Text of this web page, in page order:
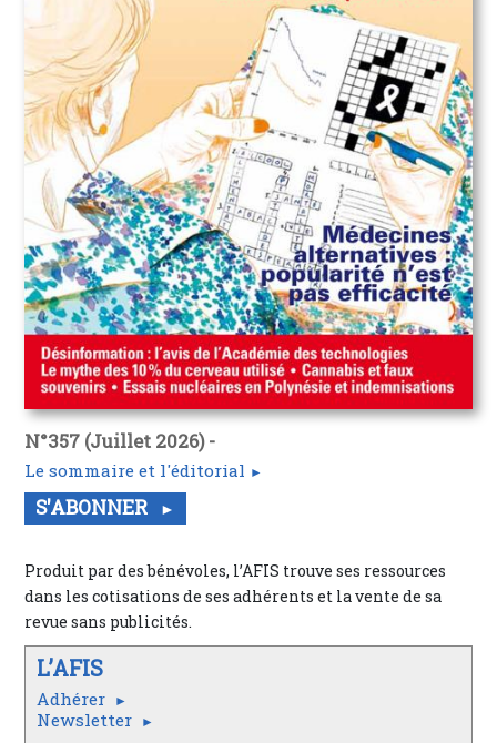
N°357 (Juillet 2026) -
Le sommaire et l'éditorial
S'ABONNER
Produit par des bénévoles, l’AFIS trouve ses ressources
dans les cotisations de ses adhérents et la vente de sa
revue sans publicités.
L’AFIS
Adhérer
Newsletter